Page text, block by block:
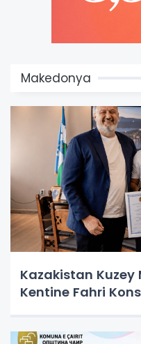
Makedonya
Kazakistan Kuzey
Kentine Fahri